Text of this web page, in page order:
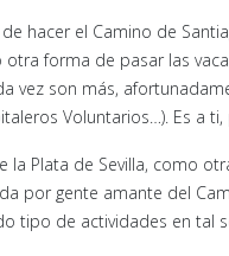
hacer el Camino de
forma de pasar las
vez son más,
Voluntarios…). Es a
la Plata de Sevilla, como
por gente amante del
tipo de actividades en tal